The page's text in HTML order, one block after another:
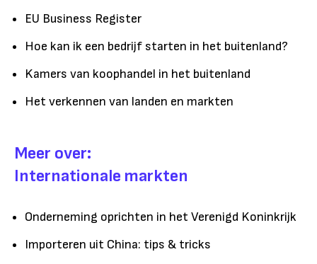
EU Business Register
Hoe kan ik een bedrijf starten in het buitenland?
Kamers van koophandel in het buitenland
Het verkennen van landen en markten
Meer over:
Internationale markten
Onderneming oprichten in het Verenigd Koninkrijk
Importeren uit China: tips & tricks